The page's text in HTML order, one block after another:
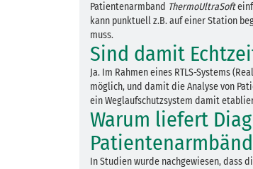
Patientenarmband ThermoUltraSoft
kann punktuell z.B. auf einer Station
muss.
Sind damit
Ja. Im Rahmen eines RTLS-Systems
möglich, und damit die Analyse von
ein Weglaufschutzsystem damit
Warum liefert
In Studien wurde nachgewiesen, dass